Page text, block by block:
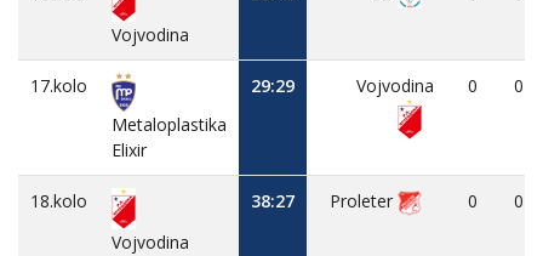
Vojvodina
17.kolo
Metaloplastika
Elixir
29:29 Vojvodina 0 0
18.kolo
Vojvodina
38:27 Proleter 0 0